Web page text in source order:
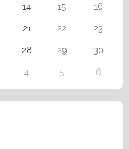
14 15
16
21 22
23
28 29
30
4 5 6